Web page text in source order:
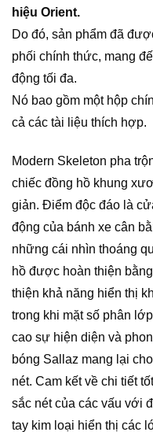
hiệu Orient.
Do đó, sản phẩm đã
phối chính thức, mang
động tối đa.
Nó bao gồm một hộp
cả các tài liệu thích hợp.
Modern Skeleton pha
chiếc đồng hồ khung
giản. Điểm độc đáo là
động của bánh xe cân
những cái nhìn thoáng
hồ được hoàn thiện
thiện khả năng hiển thị
trong khi mặt số phân
cao sự hiện diện và
bóng Sallaz mang lại
nét. Cam kết về chi tiết
sắc nét của các vấu với
tay kim loại hiển thị các